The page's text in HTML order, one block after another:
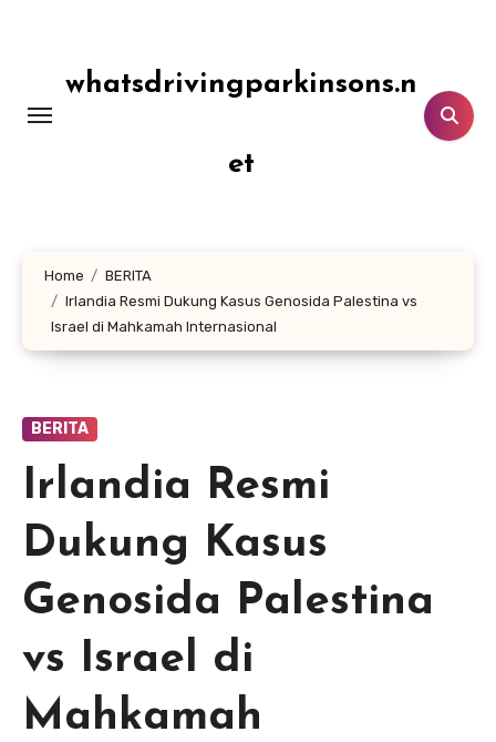
whatsdrivingparkinsons.n
et
Home
BERITA
Irlandia Resmi Dukung Kasus Genosida Palestina vs
Israel di Mahkamah Internasional
BERITA
Irlandia Resmi
Dukung Kasus
Genosida Palestina
vs Israel di
Mahkamah